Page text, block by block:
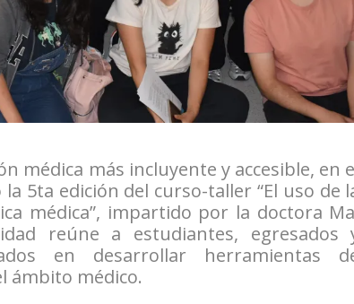
médica más incluyente y accesible, en
5ta edición del curso-taller “El uso de
médica”, impartido por la doctora
reúne a estudiantes, egresados
en desarrollar herramientas
ámbito médico.